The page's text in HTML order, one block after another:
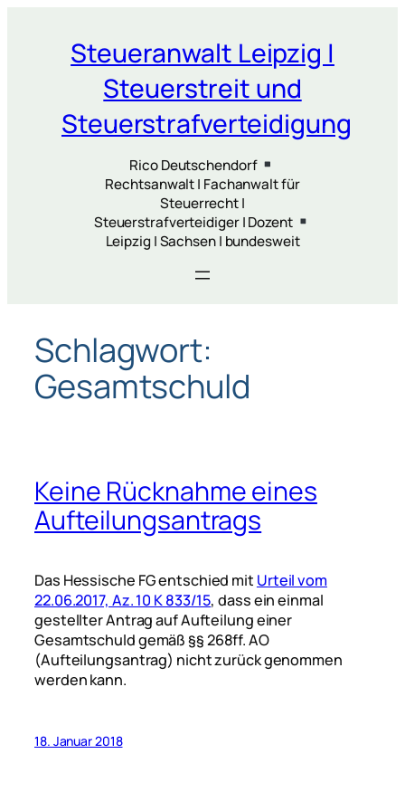
springenSteueranwalt Leipzig |
Steuerstreit und
Steuerstrafverteidigung
Rico Deutschendorf
Rechtsanwalt | Fachanwalt für
Steuerrecht |
Steuerstrafverteidiger | Dozent
Leipzig | Sachsen | bundesweit
Schlagwort:
Gesamtschuld
Keine Rücknahme eines
Aufteilungsantrags
Das Hessische FG entschied mit Urteil vom
22.06.2017, Az. 10 K 833/15, dass ein einmal
gestellter Antrag auf Aufteilung einer
Gesamtschuld gemäß §§ 268ff. AO
(Aufteilungsantrag) nicht zurück genommen
werden kann.
18. Januar 2018